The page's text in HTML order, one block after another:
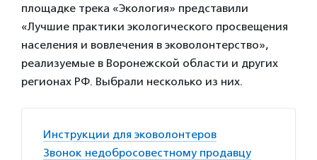
площадке трека «Экология» представили
«Лучшие практики экологического просвещения
населения и вовлечения в эковолонтерство»,
реализуемые в Воронежской области и других
регионах РФ. Выбрали несколько из них.
Инструкции для эковолонтеров
Звонок недобросовестному продавцу